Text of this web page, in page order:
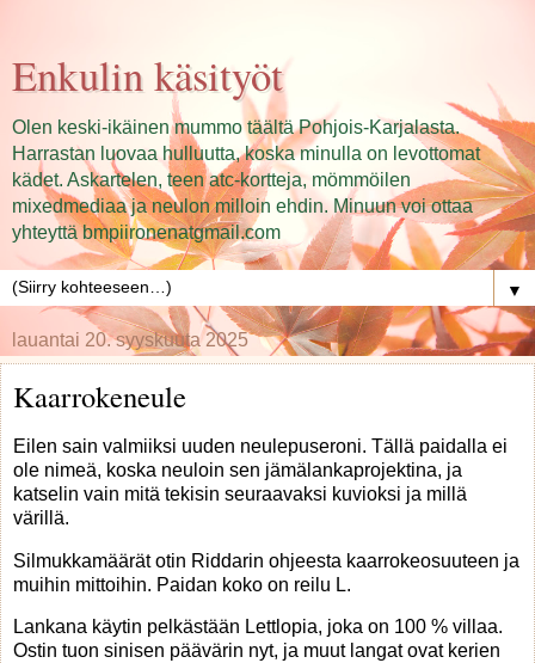
Enkulin käsityöt
Olen keski-ikäinen mummo täältä Pohjois-Karjalasta.
Harrastan luovaa hulluutta, koska minulla on levottomat
kädet. Askartelen, teen atc-kortteja, mömmöilen
mixedmediaa ja neulon milloin ehdin. Minuun voi ottaa
yhteyttä bmpiironenatgmail.com
▼
lauantai 20. syyskuuta 2025
Kaarrokeneule
Eilen sain valmiiksi uuden neulepuseroni. Tällä paidalla ei
ole nimeä, koska neuloin sen jämälankaprojektina, ja
katselin vain mitä tekisin seuraavaksi kuvioksi ja millä
värillä.
Silmukkamäärät otin Riddarin ohjeesta kaarrokeosuuteen ja
muihin mittoihin. Paidan koko on reilu L.
Lankana käytin pelkästään Lettlopia, joka on 100 % villaa.
Ostin tuon sinisen päävärin nyt, ja muut langat ovat kerien